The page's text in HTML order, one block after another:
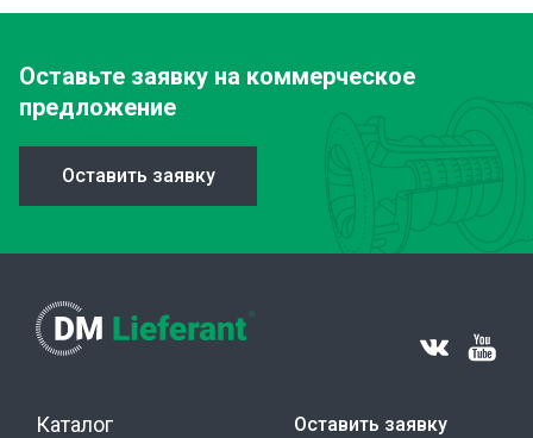
Оставьте заявку на коммерческое
предложение
Оставить заявку
Каталог Оставить заявку